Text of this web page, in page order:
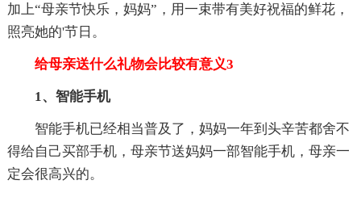
加上“母亲节快乐，妈妈”，用一束带有美好祝福的鲜花，
照亮她的'节日。
给母亲送什么礼物会比较有意义3
1、智能手机
智能手机已经相当普及了，妈妈一年到头辛苦都舍不
得给自己买部手机，母亲节送妈妈一部智能手机，母亲一
定会很高兴的。